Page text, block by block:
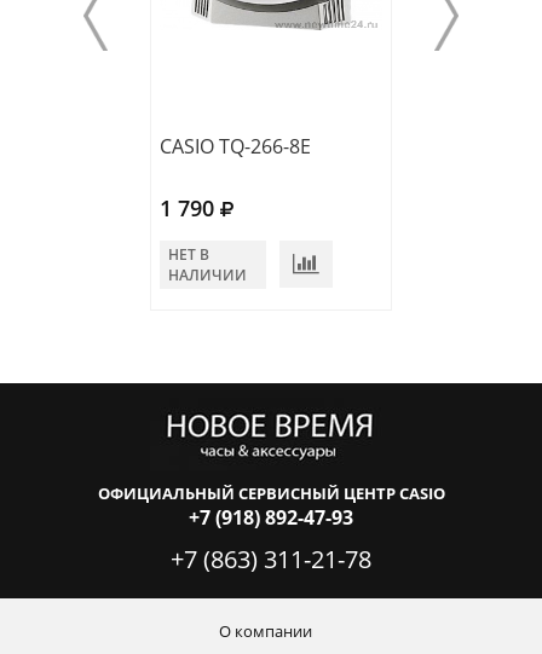
CASIO TQ-266-8E
1 790
НЕТ В
НАЛИЧИИ
ОФИЦИАЛЬНЫЙ СЕРВИСНЫЙ ЦЕНТР CASIO
+7 (918) 892-47-93
+7 (863) 311-21-78
О компании